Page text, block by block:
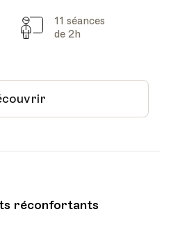
Cours
11 séances
de 2h
réconfortants